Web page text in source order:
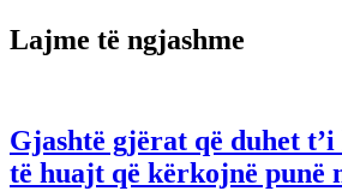
Lajme të ngjashme
Gjashtë gjërat që duhet t’i
të huajt që kërkojnë punë